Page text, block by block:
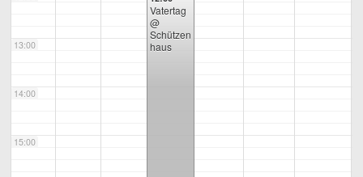
13:00
14:00
15:00
Vatertag
@
Schützen
haus